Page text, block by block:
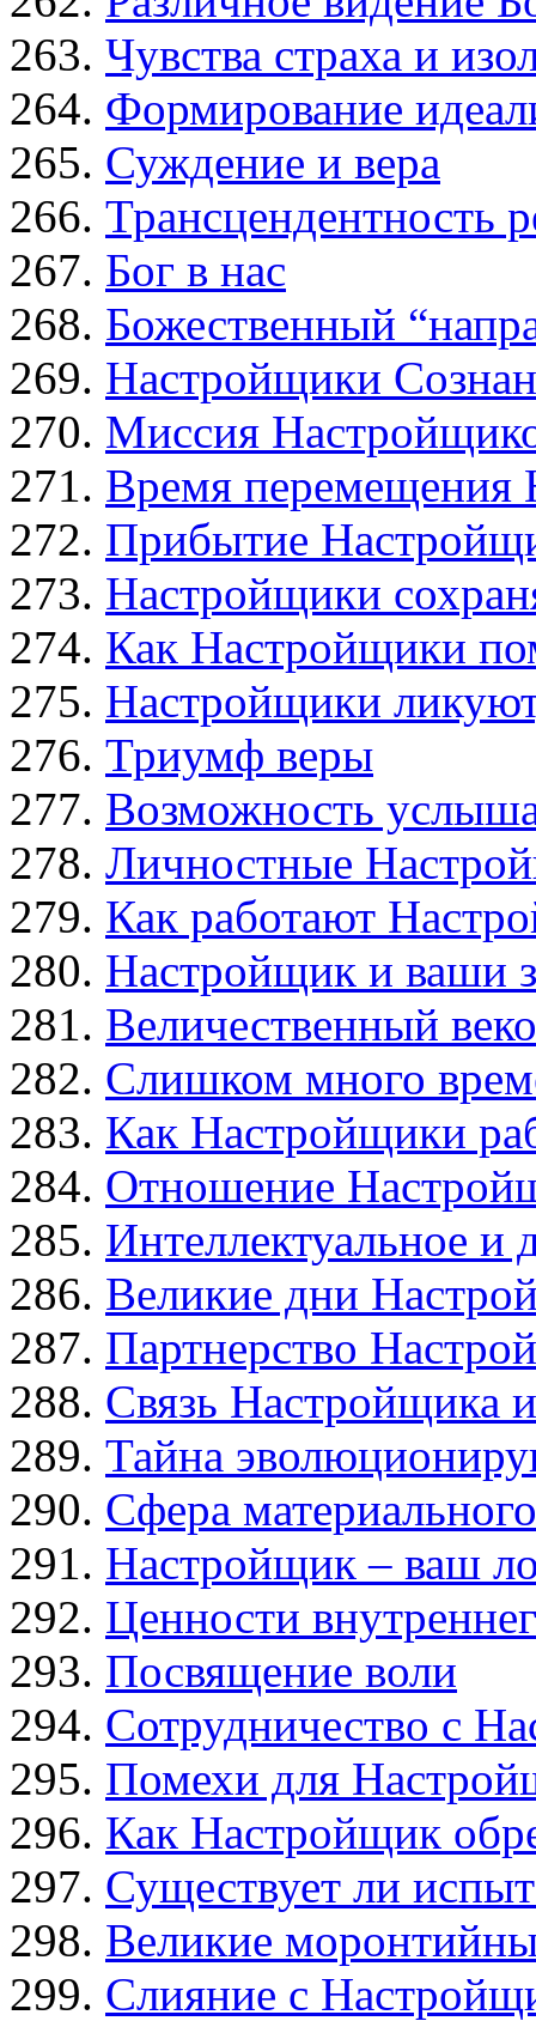
Чувства страха и
Формирование
Суждение и вера
Трансцендентность
Бог в нас
Божественный
Настройщики
Миссия
Время перемещения
Прибытие
Настройщики
Как Настройщики
Настройщики
Триумф веры
Возможность
Личностные
Как работают
Настройщик и ваши
Величественный
Слишком много
Как Настройщики
Отношение
Интеллектуальное и
Великие дни
Партнерство
Связь Настройщика
Тайна
Сфера
Настройщик – ваш
Ценности
Посвящение воли
Сотрудничество с
Помехи для
Как Настройщик
Существует ли
Великие
Слияние с